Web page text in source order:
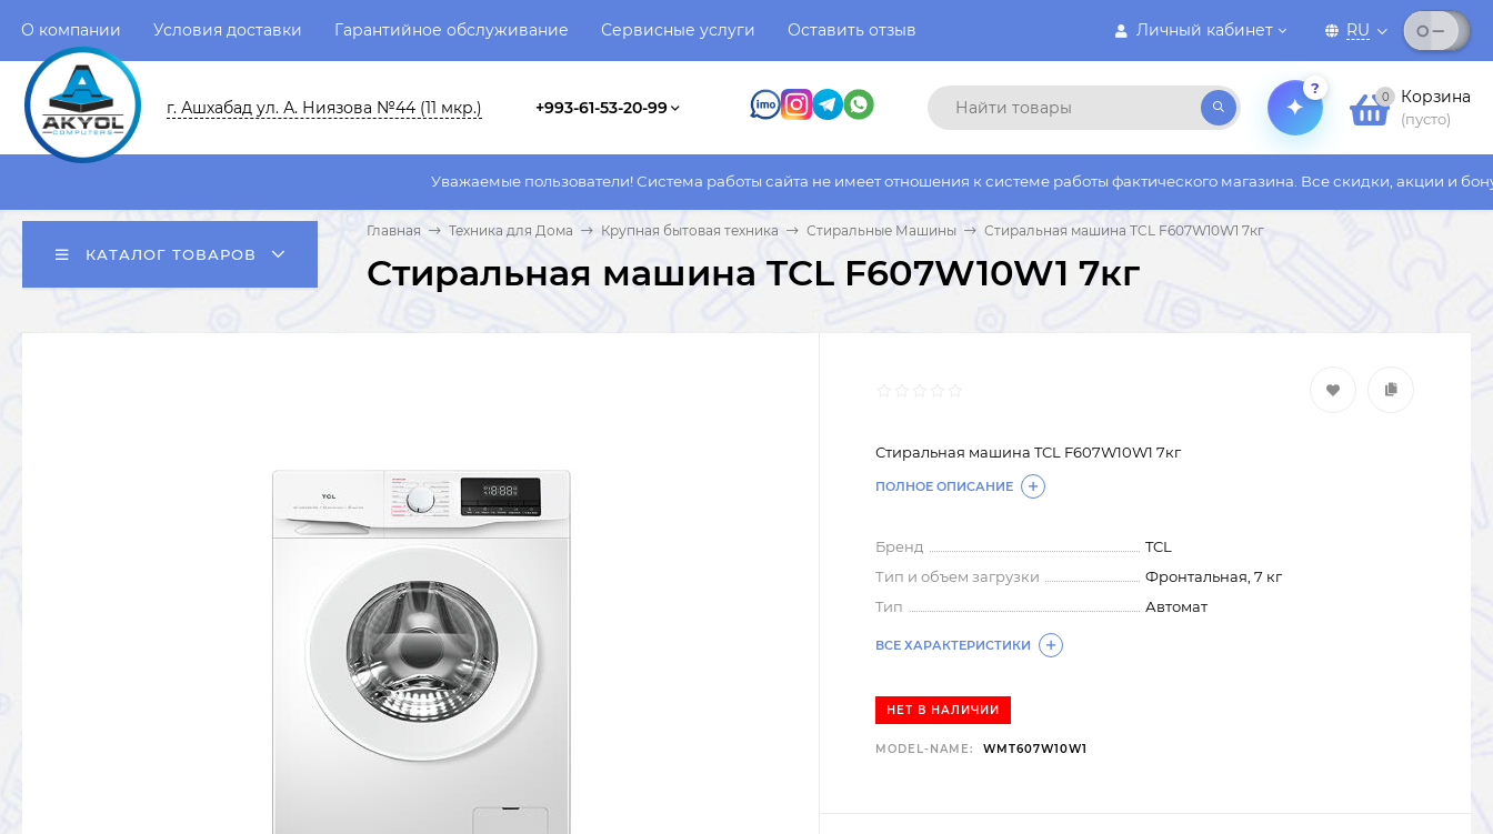
Личный кабинет RU
О компании Условия доставки Гарантийное обслуживание Сервисные услуги Оставить отзыв
г. Ашхабад ул. А. Ниязова №44 (11 мкр.) +993-61-53-20-99
?
0 Корзина
(пусто)
Уважаемые пользователи! Система работы сайта не имеет отношения к системе работы фактического магазина. Все скидки, акции и бонусы
КАТАЛОГ ТОВАРОВ
Главная Техника для Дома Крупная бытовая техника Стиральные Машины Стиральная машина TCL F607W10W1 7кг
Стиральная машина TCL F607W10W1 7кг
Стиральная машина TCL F607W10W1 7кг
ПОЛНОЕ ОПИСАНИЕ
Бренд
TCL
Тип и объем загрузки
Фронтальная, 7 кг
Tип
Автомат
ВСЕ ХАРАКТЕРИСТИКИ
НЕТ В НАЛИЧИИ
MODEL-NAME: WMT607W10W1